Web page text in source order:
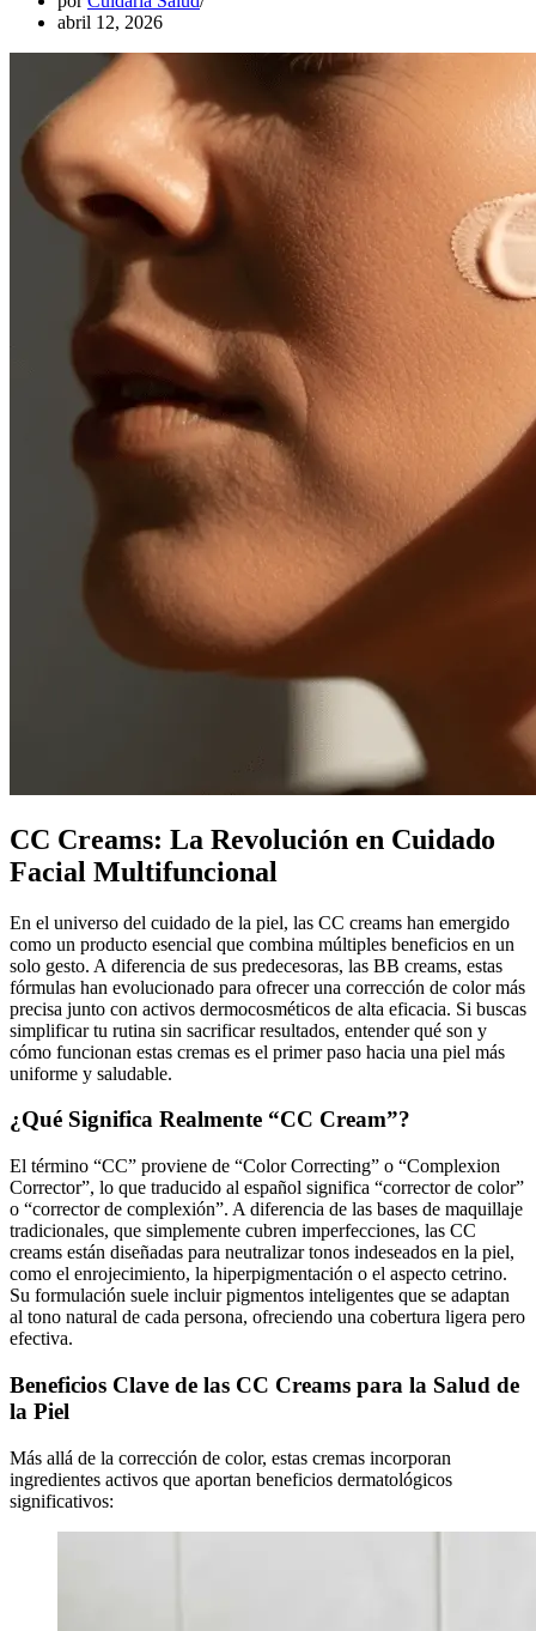
abril 12, 2026
CC Creams: La Revolución en Cuidado
Facial Multifuncional
En el universo del cuidado de la piel, las CC creams han emergido
como un producto esencial que combina múltiples beneficios en un
solo gesto. A diferencia de sus predecesoras, las BB creams, estas
fórmulas han evolucionado para ofrecer una corrección de color más
precisa junto con activos dermocosméticos de alta eficacia. Si buscas
simplificar tu rutina sin sacrificar resultados, entender qué son y
cómo funcionan estas cremas es el primer paso hacia una piel más
uniforme y saludable.
¿Qué Significa Realmente “CC Cream”?
El término “CC” proviene de “Color Correcting” o “Complexion
Corrector”, lo que traducido al español significa “corrector de color”
o “corrector de complexión”. A diferencia de las bases de maquillaje
tradicionales, que simplemente cubren imperfecciones, las CC
creams están diseñadas para neutralizar tonos indeseados en la piel,
como el enrojecimiento, la hiperpigmentación o el aspecto cetrino.
Su formulación suele incluir pigmentos inteligentes que se adaptan
al tono natural de cada persona, ofreciendo una cobertura ligera pero
efectiva.
Beneficios Clave de las CC Creams para la Salud de
la Piel
Más allá de la corrección de color, estas cremas incorporan
ingredientes activos que aportan beneficios dermatológicos
significativos: